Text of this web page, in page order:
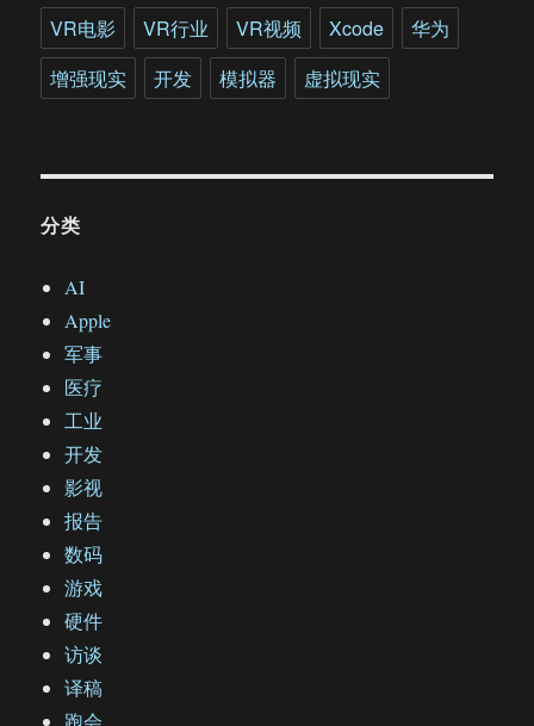
VR电影
VR行业 VR视频 Xcode
华为
增强现实
开发 模拟器 虚拟现实
分类
AI
Apple
军事
医疗
工业
开发
影视
报告
数码
游戏
硬件
访谈
译稿
跑会